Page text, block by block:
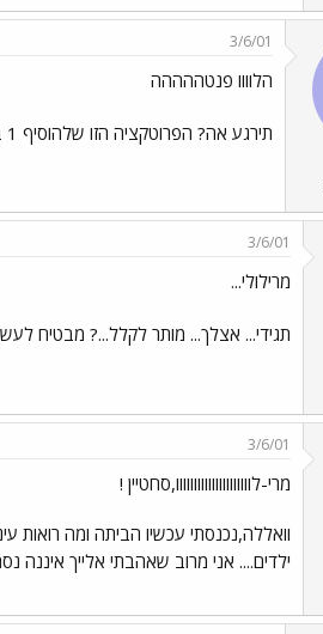
3/6/01
הלוווו פנטההההה
תירגע אה? הפרוטקציה הזו שלהוסיף 1 במס` ההודעות שמורה לי אך ורק לי ולא לאף אחד אחר ברור?!?!?
3/6/01
מרילולי...
תגידי... אצלך... מותר לקלל...? מבטיח
3/6/01
מרי-לווווווווווווווווווווו,סחטיין !
וואללה,נכנסתי עכשיו הביתה ומה רואות
ילדים.... אני מרוב שאהבתי אלייך איננה